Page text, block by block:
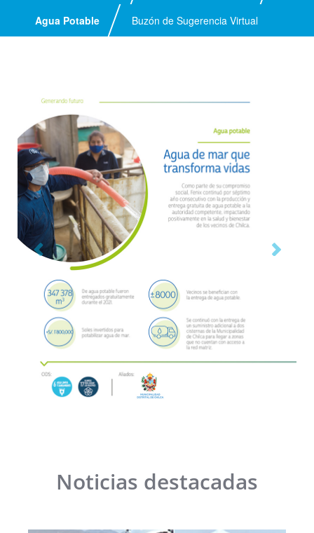
Agua Potable Buzón de Sugerencia Virtual
Previous Next
Noticias destacadas